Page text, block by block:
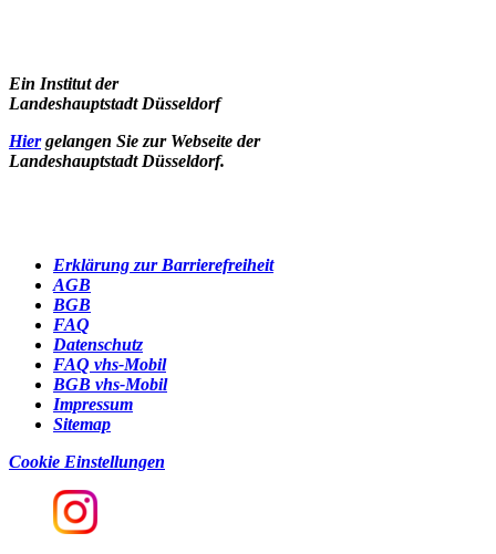
Ein Institut der
Landeshauptstadt Düsseldorf
Hiergelangen Sie zur Webseite der
Landeshauptstadt Düsseldorf.
Erklärung zur Barrierefreiheit
AGB
BGB
FAQ
Datenschutz
FAQ vhs-Mobil
BGB vhs-Mobil
Impressum
Sitemap
Cookie Einstellungen